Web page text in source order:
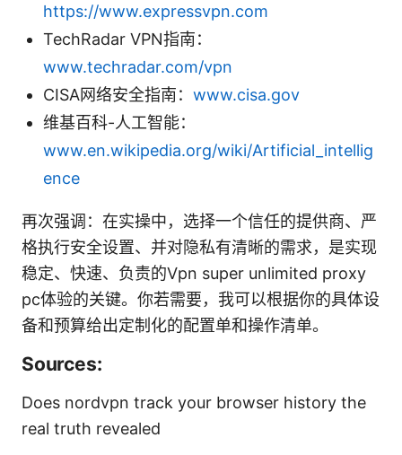
https://www.expressvpn.com
TechRadar VPN指南：
www.techradar.com/vpn
CISA网络安全指南： www.cisa.gov
维基百科-人工智能：
www.en.wikipedia.org/wiki/Artificial_intellig
ence
再次强调：在实操中，选择一个信任的提供商、严
格执行安全设置、并对隐私有清晰的需求，是实现
稳定、快速、负责的Vpn super unlimited proxy
pc体验的关键。你若需要，我可以根据你的具体设
备和预算给出定制化的配置单和操作清单。
Sources:
Does nordvpn track your browser history the
real truth revealed